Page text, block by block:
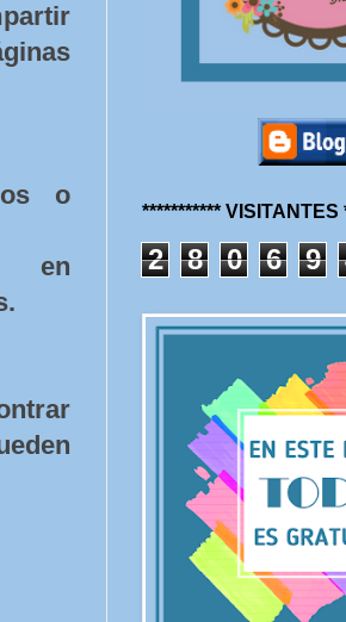
o
en
*********** VISITANTES
2 8 0 6 9